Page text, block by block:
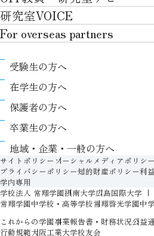
ポリシー/コンプライアンス
卒業生VOICE
工学研究科
ロボティクス＆デザイン工学研究
知的財産専門職大学院
学習支援
リカレント教育プログラム
高大接続
教職課程
教育センター
履修、授業、試験について
シラバス
FD活動
教務事項に関するQ&A
入学準備プログラム
新入生特設ページ
オープン教育リソース（OIT
キャリア形成
インターンシップ
課外活動
学費
奨学金
生活支援
情報センター
証明書発行について（在学生向け
保健室
学生生活に関する相談窓口
学生相談室
障がいのある学生への支援（合
人権侵害防止への取り組み
グローバルな人材育成
国際交流プログラムについて
国際交流プログラムのサポート体
キャンパス内での国際交流
国際交流センター
協定校
For foreigners
研究室VOICE
For overseas partners
About
Research
International (Exchange
partners)
Contact
受験生の方へ
在学生の方へ
保護者の方へ
卒業生の方へ
地域・企業・一般の方へ
サイトポリシー ソーシャルメディアポリシー
プライバシーポリシー知的財産ポリシー利
学内専用
学校法人 常翔学園摂南大学広島国際大学
常翔学園中学校・高等学校常翔啓光学園中
これからの学園事業報告書・財務状況公益
行動規範大阪工業大学校友会